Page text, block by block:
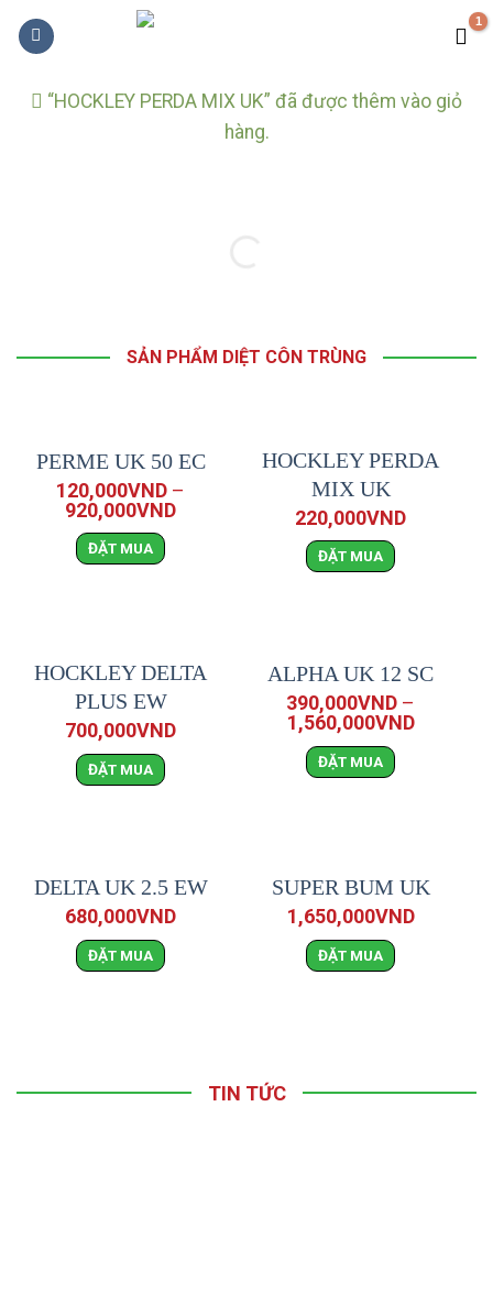
“HOCKLEY PERDA MIX UK” đã được thêm vào giỏ
hàng.
SẢN PHẨM DIỆT CÔN TRÙNG
PERME UK 50 EC
120,000VND –
920,000VND
ĐẶT MUA
HOCKLEY PERDA
MIX UK
220,000VND
ĐẶT MUA
HẾT HÀNG
HOCKLEY DELTA
PLUS EW
700,000VND
ĐẶT MUA
ALPHA UK 12 SC
390,000VND –
1,560,000VND
ĐẶT MUA
DELTA UK 2.5 EW
680,000VND
ĐẶT MUA
SUPER BUM UK
1,650,000VND
ĐẶT MUA
TIN TỨC